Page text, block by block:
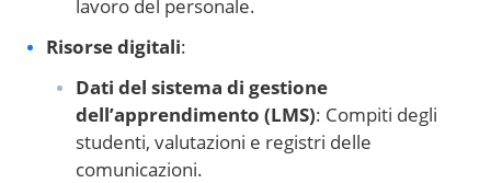
lavoro del personale.
Risorse digitali:
Dati del sistema di gestione
dell’apprendimento (LMS): Compiti degli
studenti, valutazioni e registri delle
comunicazioni.